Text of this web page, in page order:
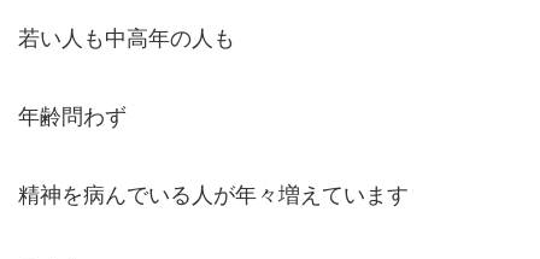
若い人も中高年の人も
年齢問わず
精神を病んでいる人が年々増えています